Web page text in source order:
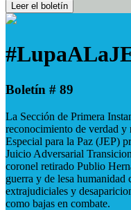
Leer el boletín
Boletín # 89
La Sección de Primera
reconocimiento de verdad y
Especial para la Paz (JEP)
Juicio Adversarial
coronel retirado Publio
guerra y de lesa humanidad
extrajudiciales y
como bajas en combate.